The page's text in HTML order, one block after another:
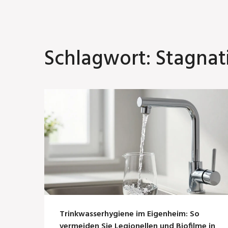
Schlagwort:
Trinkwasserhygiene im Eigenheim: So